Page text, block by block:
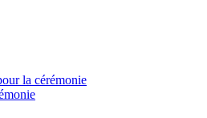
la cérémonie